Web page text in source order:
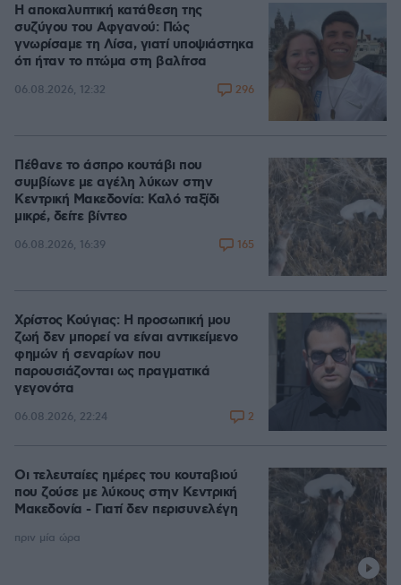
Η αποκαλυπτική κατάθεση της
συζύγου του Αφγανού: Πώς
γνωρίσαμε τη Λίσα, γιατί υποψιάστηκα
ότι ήταν το πτώμα στη βαλίτσα
06.08.2026, 12:32 296
Πέθανε το άσπρο κουτάβι που
συμβίωνε με αγέλη λύκων στην
Κεντρική Μακεδονία: Καλό ταξίδι
μικρέ, δείτε βίντεο
06.08.2026, 16:39 165
Χρίστος Κούγιας: Η προσωπική μου
ζωή δεν μπορεί να είναι αντικείμενο
φημών ή σεναρίων που
παρουσιάζονται ως πραγματικά
γεγονότα
06.08.2026, 22:24 2
Οι τελευταίες ημέρες του κουταβιού
που ζούσε με λύκους στην Κεντρική
Μακεδονία - Γιατί δεν περισυνελέγη
πριν μία ώρα